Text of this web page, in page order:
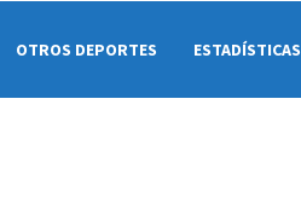
OTROS DEPORTES ESTADÍSTICAS